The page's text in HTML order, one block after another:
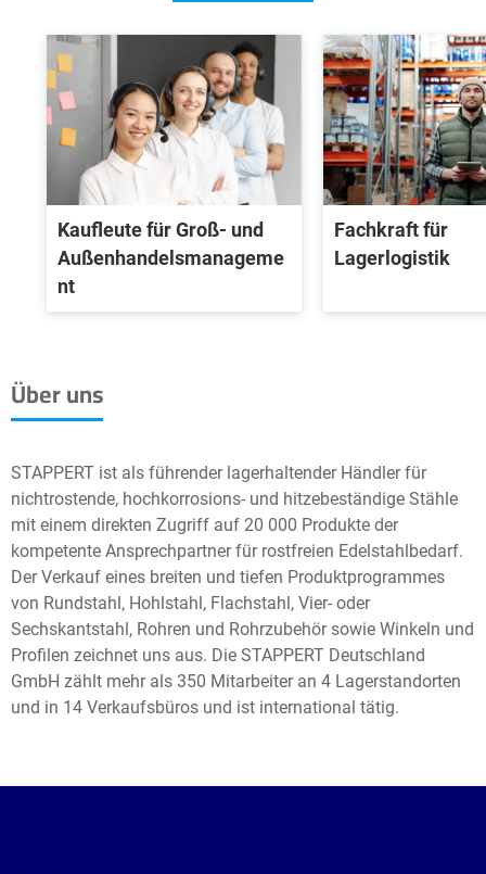
Kaufleute für Groß- und
Außenhandelsmanageme
nt
Fachkraft für
Lagerlogistik
Über uns
STAPPERT ist als führender lagerhaltender Händler für
nichtrostende, hochkorrosions- und hitzebeständige Stähle
mit einem direkten Zugriff auf 20 000 Produkte der
kompetente Ansprechpartner für rostfreien Edelstahlbedarf.
Der Verkauf eines breiten und tiefen Produktprogrammes
von Rundstahl, Hohlstahl, Flachstahl, Vier- oder
Sechskantstahl, Rohren und Rohrzubehör sowie Winkeln und
Profilen zeichnet uns aus. Die STAPPERT Deutschland
GmbH zählt mehr als 350 Mitarbeiter an 4 Lagerstandorten
und in 14 Verkaufsbüros und ist international tätig.